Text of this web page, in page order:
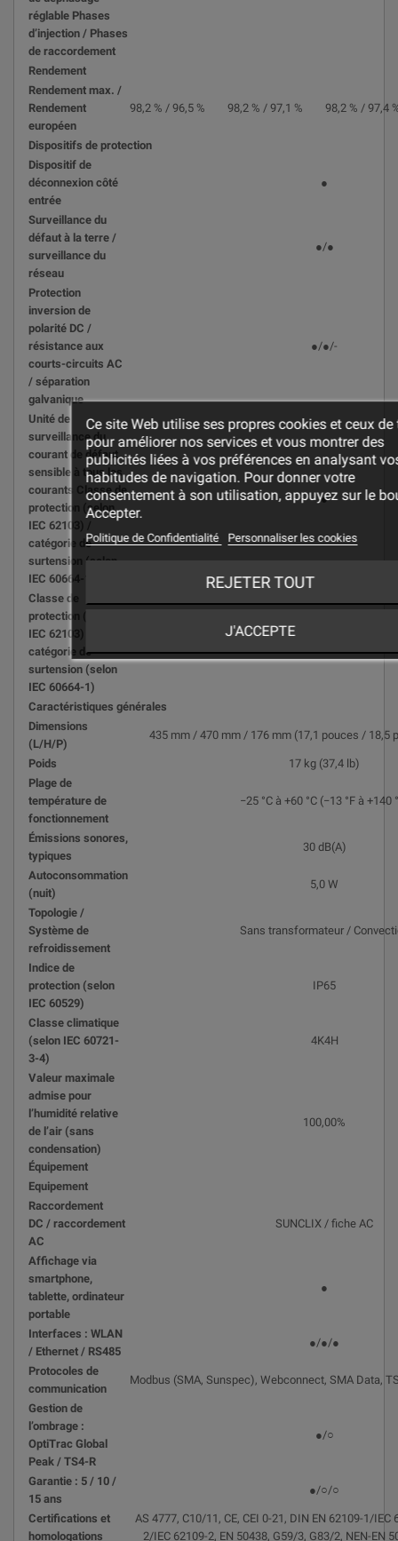
réglable Phases
d’injection / Phases
de raccordement
Rendement
Rendement max. /
Rendement
européen
98,2 % / 96,5 % 98,2 % / 97,1 % 98,2 % / 97,4
Dispositifs de protection
Dispositif de
déconnexion côté
entrée
●
Surveillance du
défaut à la terre /
surveillance du
réseau
●/●
Protection
inversion de
polarité DC /
résistance aux
courts-circuits AC
/ séparation
galvanique
●/●/-
Unité de
surveillance du
courant de défaut,
sensible à tous les
courants Classe de
protection (selon
IEC 62103) /
catégorie de
surtension (selon
IEC 60664-1)
●
Classe de
protection (selon
IEC 62103) /
catégorie de
surtension (selon
IEC 60664-1)
Caractéristiques générales
Dimensions
(L/H/P)
435 mm / 470 mm / 176 mm (17,1 pouces / 18,5
Poids
17 kg (37,4 lb)
Plage de
température de
fonctionnement
−25 °C à +60 °C (−13 °F à +140
Émissions sonores,
typiques
30 dB(A)
Autoconsommation
(nuit)
5,0 W
Topologie /
Système de
refroidissement
Sans transformateur /
Indice de
protection (selon
IEC 60529)
IP65
Classe climatique
(selon IEC 60721-
3-4)
4K4H
Valeur maximale
admise pour
l’humidité relative
de l’air (sans
condensation)
Équipement
100,00%
Equipement
Raccordement
DC / raccordement
AC
SUNCLIX / fiche AC
Affichage via
smartphone,
tablette, ordinateur
portable
●
Interfaces : WLAN
/ Ethernet / RS485
●/●/●
Protocoles de
communication
Modbus (SMA, Sunspec), Webconnect, SMA Data,
Gestion de
l’ombrage :
OptiTrac Global
Peak / TS4-R
●/○
Garantie : 5 / 10 /
15 ans
●/○/○
Certifications et
homologations
AS 4777, C10/11, CE, CEI 0-21, DIN EN 62109-1/IEC
2/IEC 62109-2, EN 50438, G59/3, G83/2, NEN-EN
Ce site Web utilise ses propres cookies et ceux de
pour améliorer nos services et vous montrer des
publicités liées à vos préférences en analysant
habitudes de navigation. Pour donner votre
consentement à son utilisation, appuyez sur le
Accepter.
Politique de Confidentialité Personnaliser les cookies
REJETER TOUT
J'ACCEPTE